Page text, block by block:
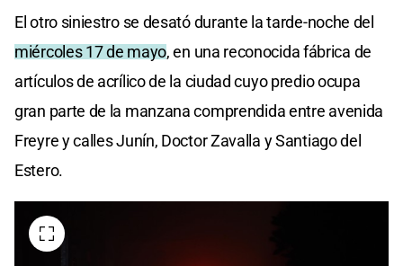
El otro siniestro se desató durante la tarde-noche del
miércoles 17 de mayo, en una reconocida fábrica de
artículos de acrílico de la ciudad cuyo predio ocupa
gran parte de la manzana comprendida entre avenida
Freyre y calles Junín, Doctor Zavalla y Santiago del
Estero.